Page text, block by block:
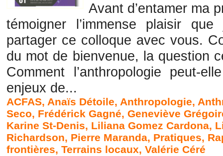
Avant d’entamer ma
témoigner l’immense plaisir
partager ce colloque avec vous.
du mot de bienvenue, la question
Comment l’anthropologie peut-
enjeux de...
ACFAS, Anaïs Détoile, Anthropologie,
Seco, Frédérick Gagné,Geneviève
Karine St-Denis, Liliana Gomez Cardona,
Richardson, Pierre Maranda, Pratiques,
frontières,Terrains locaux,Valérie Céré